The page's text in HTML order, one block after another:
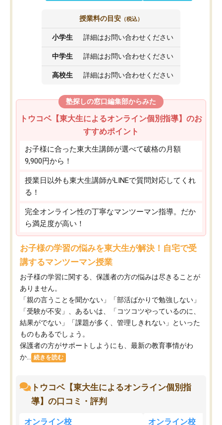
授業料の目安 （税込）
小学生 詳細はお問い合わせください
中学生 詳細はお問い合わせください
高校生 詳細はお問い合わせください
塾探しの窓口編集部からみた
トウコベ【東大生によるオンライン個別指導】のお
すすめポイント
お子様に合った東大生講師が選べて破格の月額
9,900円から！
授業日以外も東大生講師がLINEで質問対応してくれ
る！
完全オンライン性の丁寧なマンツーマン指導。だか
ら満足度が高い！
お子様の学習の悩みを東大生が解決！自宅で受
講するマンツーマン授業
お子様の学習に関する、保護者の方の悩みは尽きることが
ありません。
「親の言うことを聞かない」「部活ばかりで勉強しない」
「受験が不安」、あるいは、「コツコツやっているのに、
結果がでない」「課題が多く、管理しきれない」といった
ものもあるでしょう。
保護者の方がサポートしようにも、最新の教育事情がわ
か...
続きを読む
トウコベ【東大生によるオンライン個別指
導】の口コミ・評判
オンライン校 オンライン校